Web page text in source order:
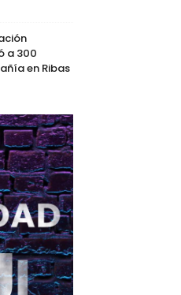
a 300
en Ribas